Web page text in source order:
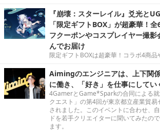
『崩壊：スターレイル』爻光と
「限定ギフトBOX」が超豪華！
フクーポンやコスプレイヤー撮影
んでお届け
限定ギフトBOXは超豪華！コラボ4商品
Aimingのエンジニアは、上下関
に働き、「好き」を仕事にしてい
4GamerとGame*Sparkの合同による
クエスト」の第4回が東京都立産業貿
されました。このイベントに合わせ、
ドを若手クリエイターに聞いてみたの
ます。